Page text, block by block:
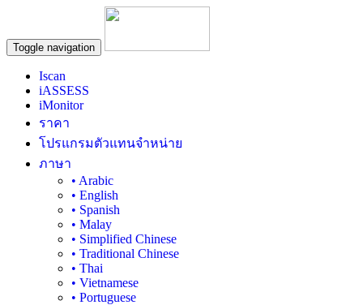
Toggle navigation
Iscan
iASSESS
iMonitor
ราคา
โปรแกรมตัวแทนจำหน่าย
ภาษา
• Arabic
• English
• Spanish
• Malay
• Simplified Chinese
• Traditional Chinese
• Thai
• Vietnamese
• Portuguese